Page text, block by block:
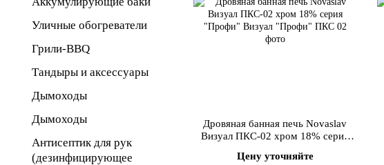
Дровяная банная печь Novaslav
Визуал ПКС-02 хром 18% серия
Цену уточняйте
Уличные обогреватели
Грили-BBQ
Тандыры и аксессуары
Дымоходы
Дымоходы
Антисептик для рук
(дезинфицирующее